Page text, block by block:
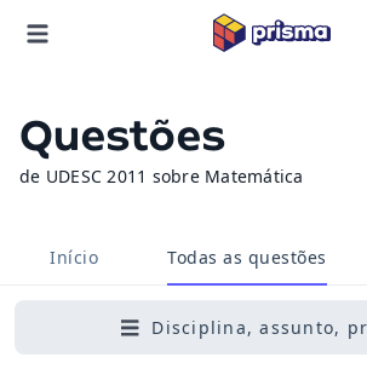
Questões
de UDESC 2011 sobre Matemática
Início Todas as questões
Disciplina, assunto,